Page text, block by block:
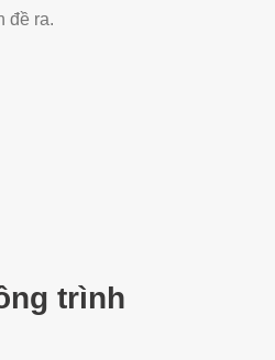
đề ra.
trình